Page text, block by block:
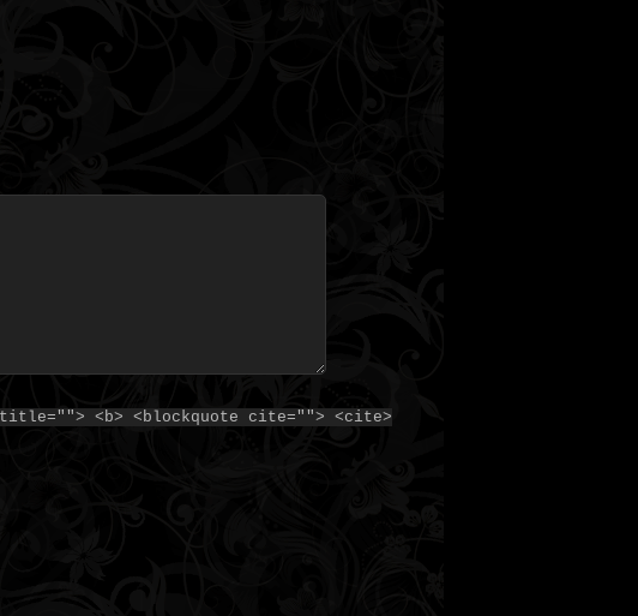
<b> <blockquote cite=""> <cite>